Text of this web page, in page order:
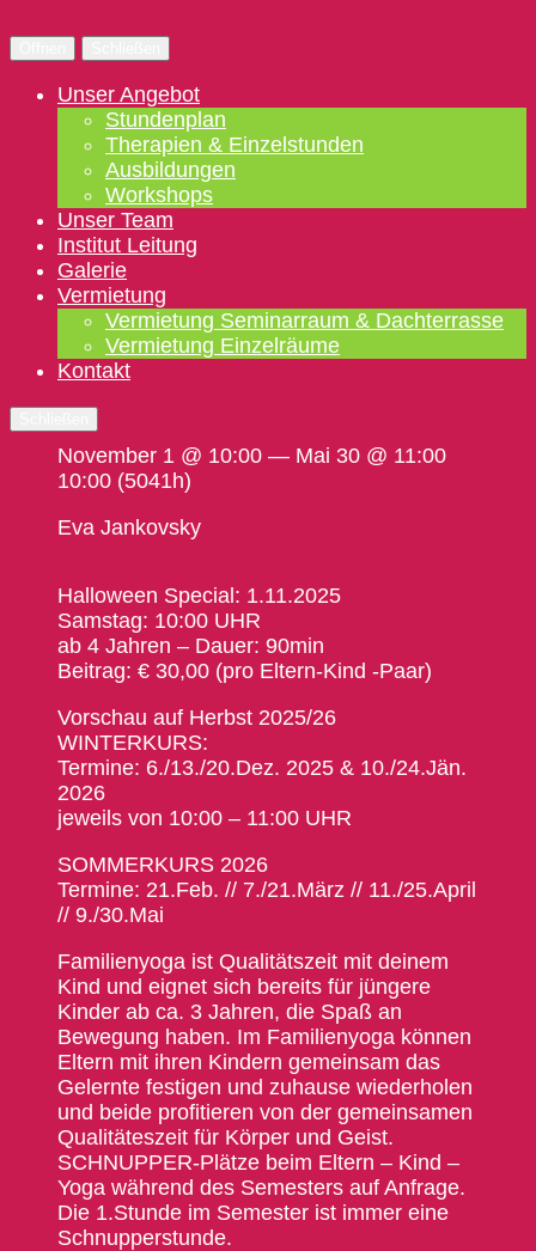
Unser Angebot
Stundenplan
Therapien & Einzelstunden
Ausbildungen
Workshops
Unser Team
Institut Leitung
Galerie
Vermietung
Vermietung Seminarraum & Dachterrasse
Vermietung Einzelräume
Kontakt
Halloween Special: 1.11.2025
Samstag: 10:00 UHR
ab 4 Jahren – Dauer: 90min
Beitrag: € 30,00 (pro Eltern-Kind -Paar)
Vorschau auf Herbst 2025/26
WINTERKURS:
Termine: 6./13./20.Dez. 2025 & 10./24.Jän.
2026
jeweils von 10:00 – 11:00 UHR
SOMMERKURS 2026
Termine: 21.Feb. // 7./21.März // 11./25.April
// 9./30.Mai
Familienyoga ist Qualitätszeit mit deinem
Kind und eignet sich bereits für jüngere
Kinder ab ca. 3 Jahren, die Spaß an
Bewegung haben. Im Familienyoga können
Eltern mit ihren Kindern gemeinsam das
Gelernte festigen und zuhause wiederholen
und beide profitieren von der gemeinsamen
Qualitäteszeit für Körper und Geist.
SCHNUPPER-Plätze beim Eltern – Kind –
Yoga während des Semesters auf Anfrage.
Die 1.Stunde im Semester ist immer eine
Schnupperstunde.
November 1 @ 10:00 — Mai 30 @ 11:00
10:00 (5041h)
Eva Jankovsky